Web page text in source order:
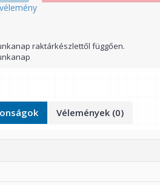
raktárkészlettől függően.
Vélemények (0)